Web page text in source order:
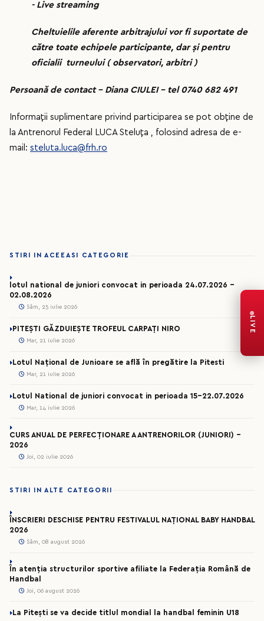
- Live streaming
Cheltuielile aferente arbitrajului vor fi suportate de
către toate echipele participante, dar și pentru
oficialii turneului ( observatori, arbitri )
Persoană de contact – Diana CIULEI – tel 0740 682 491
Informații suplimentare privind participarea se pot obține de
la Antrenorul Federal LUCA Steluța , folosind adresa de e-
mail: steluta.luca@frh.ro
STIRI IN ACEEASI CATEGORIE
lotul national de juniori convocat in perioada 24.07.2026 –
02.08.2026
Sâm, 25 iulie 2026
PITEȘTI GĂZDUIEȘTE TROFEUL CARPAȚI NIRO
Mar, 21 iulie 2026
Lotul Național de Junioare se află în pregătire la Pitesti
Mar, 21 iulie 2026
Lotul National de juniori convocat in perioada 15-22.07.2026
Mar, 14 iulie 2026
CURS ANUAL DE PERFECȚIONARE A ANTRENORILOR (JUNIORI) -
2026
Joi, 02 iulie 2026
STIRI IN ALTE CATEGORII
ÎNSCRIERI DESCHISE PENTRU FESTIVALUL NAȚIONAL BABY HANDBAL
2026
Sâm, 08 august 2026
În atenția structurilor sportive afiliate la Federația Română de
Handbal
Joi, 06 august 2026
La Pitești se va decide titlul mondial la handbal feminin U18
LIVE